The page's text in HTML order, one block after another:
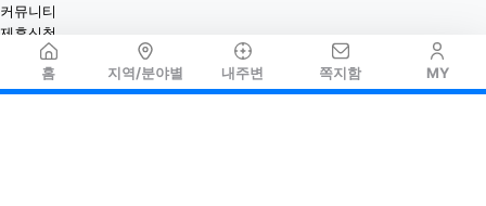
홈 지역/분야별 내주변 쪽지함 MY
커뮤니티
제휴신청